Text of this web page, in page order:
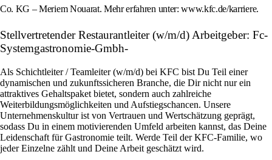
Co. KG – Meriem Nouarat. Mehr erfahren unter: www.kfc.de/karriere.
Stellvertretender Restaurantleiter (w/m/d) Arbeitgeber: Fc-
Systemgastronomie-Gmbh-
Als Schichtleiter / Teamleiter (w/m/d) bei KFC bist Du Teil einer
dynamischen und zukunftssicheren Branche, die Dir nicht nur ein
attraktives Gehaltspaket bietet, sondern auch zahlreiche
Weiterbildungsmöglichkeiten und Aufstiegschancen. Unsere
Unternehmenskultur ist von Vertrauen und Wertschätzung geprägt,
sodass Du in einem motivierenden Umfeld arbeiten kannst, das Deine
Leidenschaft für Gastronomie teilt. Werde Teil der KFC-Familie, wo
jeder Einzelne zählt und Deine Arbeit geschätzt wird.